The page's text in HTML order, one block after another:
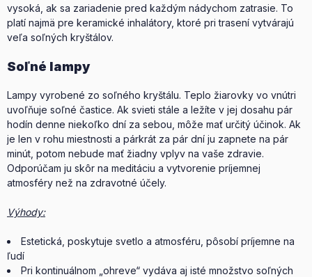
vysoká, ak sa zariadenie pred každým nádychom zatrasie. To
platí najmä pre keramické inhalátory, ktoré pri trasení vytvárajú
veľa soľných kryštálov.
Soľné lampy
Lampy vyrobené zo soľného kryštálu. Teplo žiarovky vo vnútri
uvoľňuje soľné častice. Ak svieti stále a ležíte v jej dosahu pár
hodín denne niekoľko dní za sebou, môže mať určitý účinok. Ak
je len v rohu miestnosti a párkrát za pár dní ju zapnete na pár
minút, potom nebude mať žiadny vplyv na vaše zdravie.
Odporúčam ju skôr na meditáciu a vytvorenie príjemnej
atmosféry než na zdravotné účely.
Výhody:
Estetická, poskytuje svetlo a atmosféru, pôsobí príjemne na
ľudí
Pri kontinuálnom „ohreve“ vydáva aj isté množstvo soľných